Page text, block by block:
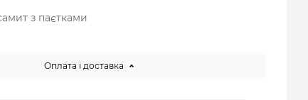
з паєтками
Оплата і доставка